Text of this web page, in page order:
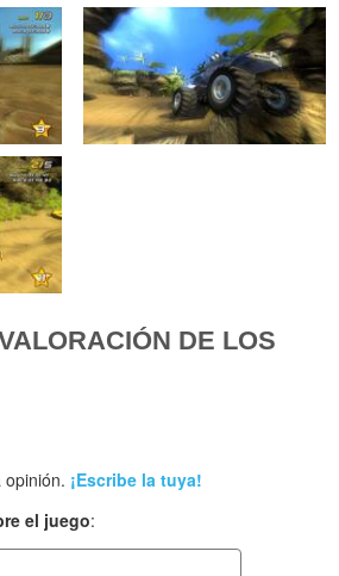
DE LOS
¡Escribe la tuya!
el juego: